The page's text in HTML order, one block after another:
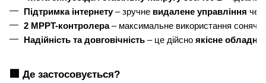
Підтримка інтернету – зручне видалене управління
2 MPPT-контролера – максимальне використання
Надійність та довговічність – це дійсно якісне
🏢 Де застосовується?